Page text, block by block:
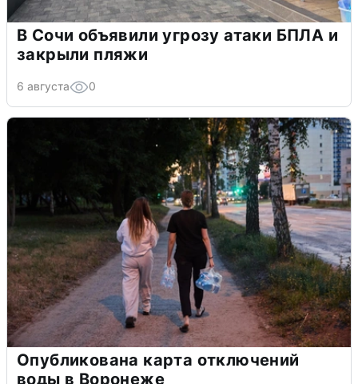
В Сочи объявили угрозу атаки БПЛА и
закрыли пляжи
6 августа 0
Опубликована карта отключений
воды в Воронеже